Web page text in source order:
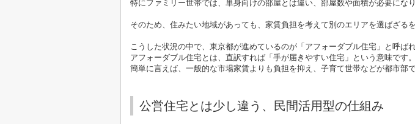
特にファミリー世帯では、単身向けの部屋とは違い、部屋数や面積が必要になり
そのため、住みたい地域があっても、家賃負担を考えて別のエリアを選ばざる
こうした状況の中で、東京都が進めているのが「アフォーダブル住宅」と呼ば
アフォーダブル住宅とは、直訳すれば「手が届きやすい住宅」という意味です。
簡単に言えば、一般的な市場家賃よりも負担を抑え、子育て世帯などが都市部
公営住宅とは少し違う、民間活用型の仕組み